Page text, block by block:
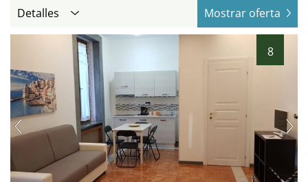
Detalles Mostrar oferta
8